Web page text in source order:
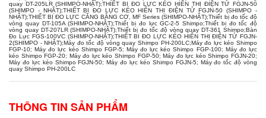
quay DT-205LR (SHIMPO-NHẬT);THIẾT BI ĐO LỰC KÉO HIỂN THỊ ĐIỆN TỬ FGJN-50
(SHIMPO - NHẬT);THIẾT BI ĐO LỰC KÉO HIỂN THỊ ĐIỆN TỬ FGJN-50 (SHIMPO -
NHẬT);THIẾT BỊ ĐO LỰC CĂNG BẰNG CƠ, MF Series (SHIMPO-NHẬT);Thiết bị đo tốc độ
vòng quay DT-105A (SHIMPO-NHẬT);Thiết bị đo lực GC-2-5 Shimpo;Thiết bị đo tốc độ
vòng quay DT-207LR (SHIMPO-NHẬT);Thiết bị đo tốc độ vòng quay DT-361 Shimpo;Bàn
Đo Lực FGS-100VC (SHIMPO-NHẬT);THIẾT BI ĐO LỰC KÉO HIỂN THỊ ĐIỆN TỬ FGJN-
2(SHIMPO - NHẬT);Máy đo tốc độ vòng quay Shimpo PH-200LC;Máy đo lực kéo Shimpo
FGP-10;Máy đo lực kéo Shimpo FGP-5; Máy đo lực kéo Shimpo FGP-100; Máy đo lực
kéo Shimpo FGP-20; Máy đo lực kéo Shimpo FGP-50;Máy đo lực kéo Shimpo FGJN-20;
Máy đo lực kéo Shimpo FGJN-50;Máy đo lực kéo Shimpo FGJN-5; Máy đo tốc độ vòng
quay Shimpo PH-200LC
THÔNG TIN SẢN PHẨM